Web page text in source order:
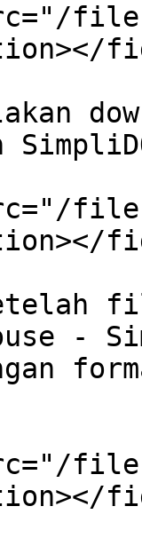
files/
files/
-
files/